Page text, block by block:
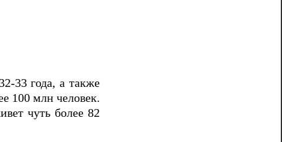
33 года, а также
100 млн человек.
чуть более 82